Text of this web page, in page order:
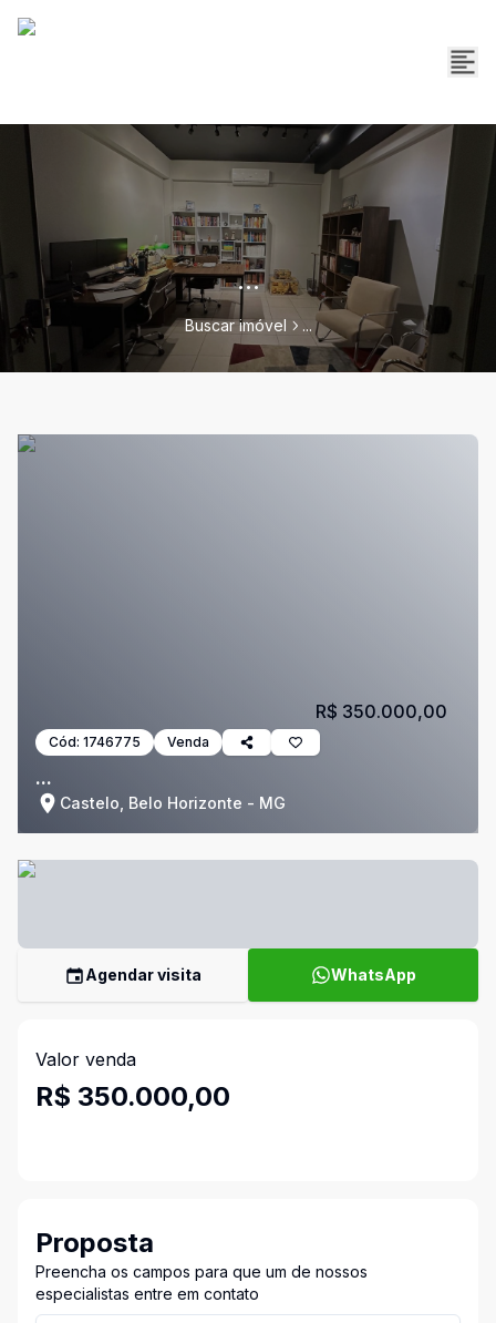
...
Buscar imóvel ...
Cód: 1746775 Venda
...
Castelo, Belo Horizonte - MG
R$ 350.000,00
Agendar visita WhatsApp
Valor venda
R$ 350.000,00
Proposta
Preencha os campos para que um de nossos
especialistas entre em contato